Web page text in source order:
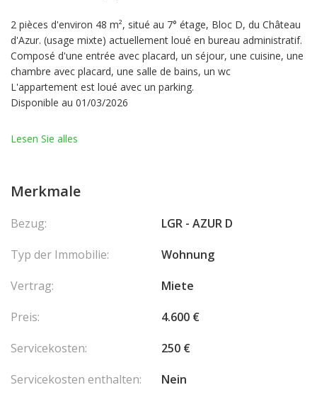
2 pièces d'environ 48 m², situé au 7° étage, Bloc D, du Château
d'Azur. (usage mixte) actuellement loué en bureau administratif.
Composé d'une entrée avec placard, un séjour, une cuisine, une
chambre avec placard, une salle de bains, un wc
L'appartement est loué avec un parking.
Disponible au 01/03/2026
Lesen Sie alles
Merkmale
Bezug:
LGR - AZUR D
Typ der Immobilie:
Wohnung
Vertrag:
Miete
Preis:
4.600 €
Servicekosten:
250 €
Servicekosten enthalten:
Nein